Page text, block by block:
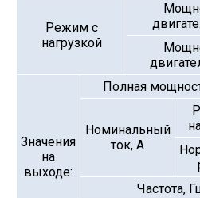
Режим с
нагрузкой
Значения
на
выходе:
Полная
Номинальный
ток, А
Частота,